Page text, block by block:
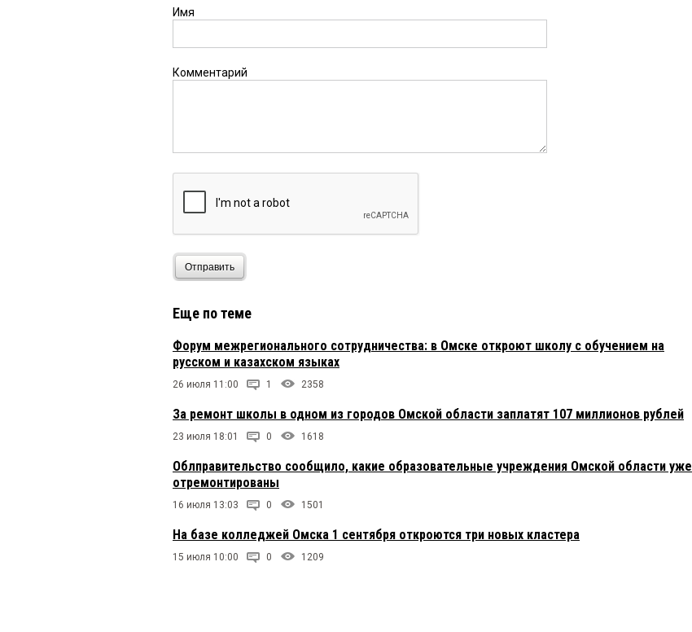
Имя
Комментарий
Отправить
Еще по теме
Форум межрегионального сотрудничества: в Омске откроют школу с обучением на
русском и казахском языках
26 июля 11:00 1 2358
За ремонт школы в одном из городов Омской области заплатят 107 миллионов рублей
23 июля 18:01 0 1618
Облправительство сообщило, какие образовательные учреждения Омской области уже
отремонтированы
16 июля 13:03 0 1501
На базе колледжей Омска 1 сентября откроются три новых кластера
15 июля 10:00 0 1209